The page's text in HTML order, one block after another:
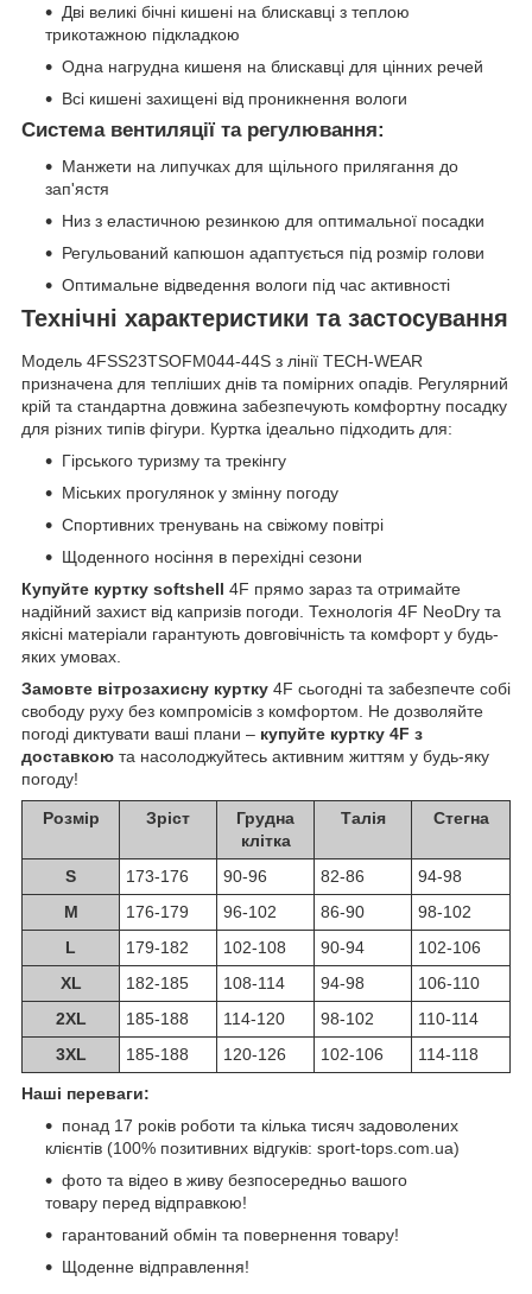
Дві великі бічні кишені на блискавці з теплою
трикотажною підкладкою
Одна нагрудна кишеня на блискавці для цінних речей
Всі кишені захищені від проникнення вологи
Система вентиляції та регулювання:
Манжети на липучках для щільного прилягання до
зап'ястя
Низ з еластичною резинкою для оптимальної посадки
Регульований капюшон адаптується під розмір голови
Оптимальне відведення вологи під час активності
Технічні характеристики та застосування
Модель 4FSS23TSOFM044-44S з лінії TECH-WEAR
призначена для тепліших днів та помірних опадів. Регулярний
крій та стандартна довжина забезпечують комфортну посадку
для різних типів фігури. Куртка ідеально підходить для:
Гірського туризму та трекінгу
Міських прогулянок у змінну погоду
Спортивних тренувань на свіжому повітрі
Щоденного носіння в перехідні сезони
Купуйте куртку softshell 4F прямо зараз та отримайте
надійний захист від капризів погоди. Технологія 4F NeoDry та
якісні матеріали гарантують довговічність та комфорт у будь-
яких умовах.
Замовте вітрозахисну куртку 4F сьогодні та забезпечте собі
свободу руху без компромісів з комфортом. Не дозволяйте
погоді диктувати ваші плани – купуйте куртку 4F з
доставкою та насолоджуйтесь активним життям у будь-яку
погоду!
Розмір Зріст
Грудна
клітка
Талія Стегна
S 173-176 90-96 82-86
94-98
M
176-179 96-102 86-90
98-102
L
179-182 102-108 90-94
102-106
XL
182-185 108-114 94-98
106-110
2XL
185-188 114-120 98-102
110-114
3XL
185-188 120-126 102-106 114-118
Наші переваги:
понад 17 років роботи та кілька тисяч задоволених
клієнтів (100% позитивних відгуків: sport-tops.com.ua)
фото та відео в живу безпосередньо вашого
товару перед відправкою!
гарантований обмін та повернення товару!
Щоденне відправлення!